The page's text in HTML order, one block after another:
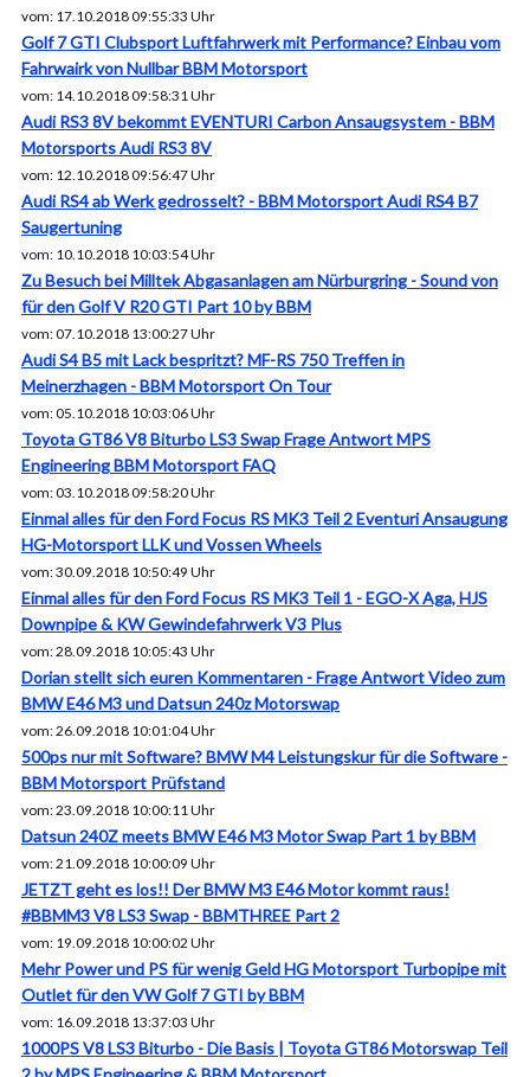
vom: 17.10.2018 09:55:33 Uhr
Golf 7 GTI Clubsport Luftfahrwerk mit Performance? Einbau vom
Fahrwairk von Nullbar BBM Motorsport
vom: 14.10.2018 09:58:31 Uhr
Audi RS3 8V bekommt EVENTURI Carbon Ansaugsystem - BBM
Motorsports Audi RS3 8V
vom: 12.10.2018 09:56:47 Uhr
Audi RS4 ab Werk gedrosselt? - BBM Motorsport Audi RS4 B7
Saugertuning
vom: 10.10.2018 10:03:54 Uhr
Zu Besuch bei Milltek Abgasanlagen am Nürburgring - Sound von
für den Golf V R20 GTI Part 10 by BBM
vom: 07.10.2018 13:00:27 Uhr
Audi S4 B5 mit Lack bespritzt? MF-RS 750 Treffen in
Meinerzhagen - BBM Motorsport On Tour
vom: 05.10.2018 10:03:06 Uhr
Toyota GT86 V8 Biturbo LS3 Swap Frage Antwort MPS
Engineering BBM Motorsport FAQ
vom: 03.10.2018 09:58:20 Uhr
Einmal alles für den Ford Focus RS MK3 Teil 2 Eventuri Ansaugung
HG-Motorsport LLK und Vossen Wheels
vom: 30.09.2018 10:50:49 Uhr
Einmal alles für den Ford Focus RS MK3 Teil 1 - EGO-X Aga, HJS
Downpipe & KW Gewindefahrwerk V3 Plus
vom: 28.09.2018 10:05:43 Uhr
Dorian stellt sich euren Kommentaren - Frage Antwort Video zum
BMW E46 M3 und Datsun 240z Motorswap
vom: 26.09.2018 10:01:04 Uhr
500ps nur mit Software? BMW M4 Leistungskur für die Software -
BBM Motorsport Prüfstand
vom: 23.09.2018 10:00:11 Uhr
Datsun 240Z meets BMW E46 M3 Motor Swap Part 1 by BBM
vom: 21.09.2018 10:00:09 Uhr
JETZT geht es los!! Der BMW M3 E46 Motor kommt raus!
#BBMM3 V8 LS3 Swap - BBMTHREE Part 2
vom: 19.09.2018 10:00:02 Uhr
Mehr Power und PS für wenig Geld HG Motorsport Turbopipe mit
Outlet für den VW Golf 7 GTI by BBM
vom: 16.09.2018 13:37:03 Uhr
1000PS V8 LS3 Biturbo - Die Basis | Toyota GT86 Motorswap Teil